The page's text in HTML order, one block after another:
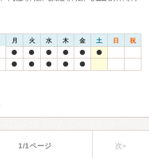
月 火 水 木 金 土 日 祝
1/1ページ 次»